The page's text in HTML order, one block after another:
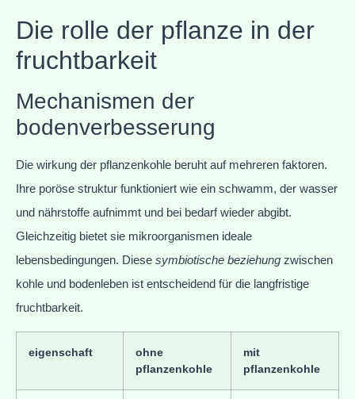
Die rolle der pflanze in der
fruchtbarkeit
Mechanismen der
bodenverbesserung
Die wirkung der pflanzenkohle beruht auf mehreren faktoren.
Ihre poröse struktur funktioniert wie ein schwamm, der wasser
und nährstoffe aufnimmt und bei bedarf wieder abgibt.
Gleichzeitig bietet sie mikroorganismen ideale
lebensbedingungen. Diese symbiotische beziehung zwischen
kohle und bodenleben ist entscheidend für die langfristige
fruchtbarkeit.
eigenschaft
ohne
pflanzenkohle
mit
pflanzenkohle